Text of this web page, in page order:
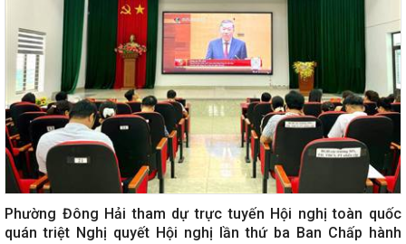
Phường Đông Hải tham dự trực tuyến Hội nghị toàn quốc
quán triệt Nghị quyết Hội nghị lần thứ ba Ban Chấp hành